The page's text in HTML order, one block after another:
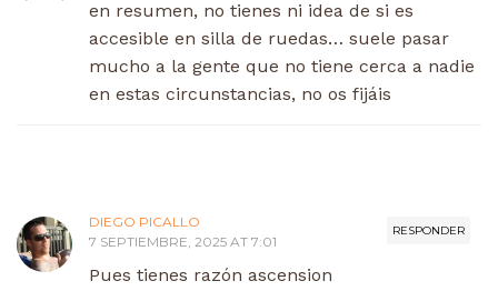
en resumen, no tienes ni idea de si es
accesible en silla de ruedas… suele pasar
mucho a la gente que no tiene cerca a nadie
en estas circunstancias, no os fijáis
RESPONDER
DIEGO PICALLO
7 SEPTIEMBRE, 2025 AT 7:01
Pues tienes razón ascension